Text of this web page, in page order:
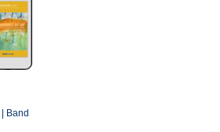
Band